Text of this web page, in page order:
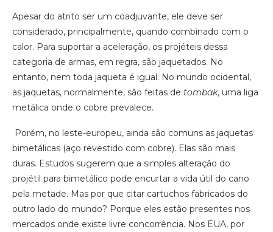
Apesar do atrito ser um coadjuvante, ele deve ser
considerado, principalmente, quando combinado com o
calor. Para suportar a aceleração, os projéteis dessa
categoria de armas, em regra, são jaquetados. No
entanto, nem toda jaqueta é igual. No mundo ocidental,
as jaquetas, normalmente, são feitas de tombak, uma liga
metálica onde o cobre prevalece.
Porém, no leste-europeu, ainda são comuns as jaquetas
bimetálicas (aço revestido com cobre). Elas são mais
duras. Estudos sugerem que a simples alteração do
projétil para bimetálico pode encurtar a vida útil do cano
pela metade. Mas por que citar cartuchos fabricados do
outro lado do mundo? Porque eles estão presentes nos
mercados onde existe livre concorrência. Nos EUA, por